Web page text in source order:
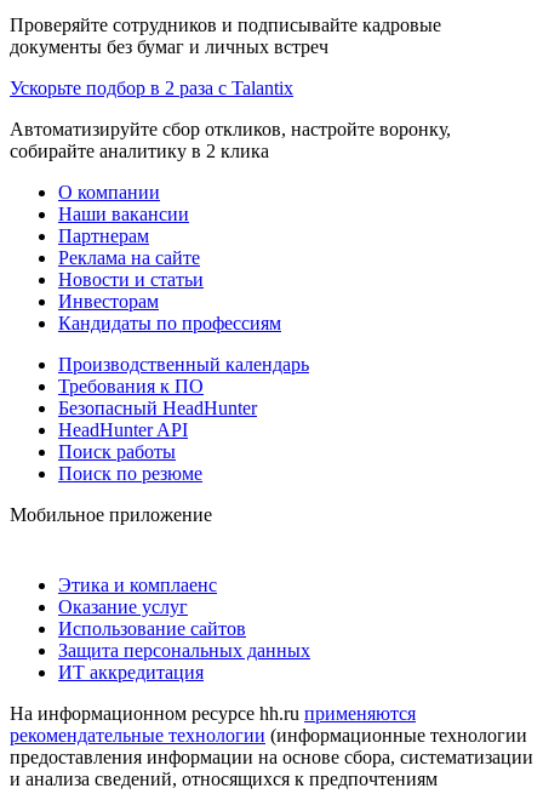
Проверяйте сотрудников и подписывайте кадровые
документы без бумаг и личных встреч
Ускорьте подбор в 2 раза с Talantix
Автоматизируйте сбор откликов, настройте воронку,
собирайте аналитику в 2 клика
О компании
Наши вакансии
Партнерам
Реклама на сайте
Новости и статьи
Инвесторам
Кандидаты по профессиям
Производственный календарь
Требования к ПО
Безопасный HeadHunter
HeadHunter API
Поиск работы
Поиск по резюме
Мобильное приложение
Этика и комплаенс
Оказание услуг
Использование сайтов
Защита персональных данных
ИТ аккредитация
На информационном ресурсе hh.ru применяются
рекомендательные технологии (информационные технологии
предоставления информации на основе сбора, систематизации
и анализа сведений, относящихся к предпочтениям